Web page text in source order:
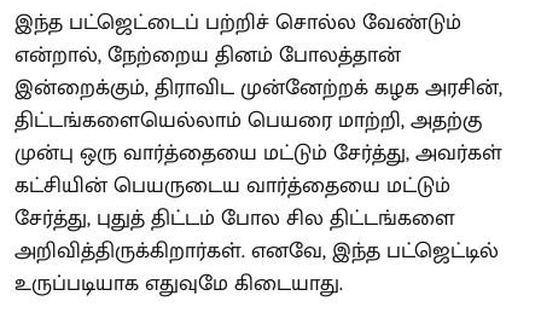
இந்த பட்ஜெட்டைப் பற்றிச் சொல்ல வேண்டும்
என்றால், நேற்றைய தினம் போலத்தான்
இன்றைக்கும், திராவிட முன்னேற்றக் கழக அரசின்,
திட்டங்களையெல்லாம் பெயரை மாற்றி, அதற்கு
முன்பு ஒரு வார்த்தையை மட்டும் சேர்த்து, அவர்கள்
கட்சியின் பெயருடைய வார்த்தையை மட்டும்
சேர்த்து, புதுத் திட்டம் போல சில திட்டங்களை
அறிவித்திருக்கிறார்கள். எனவே, இந்த பட்ஜெட்டில்
உருப்படியாக எதுவுமே கிடையாது.